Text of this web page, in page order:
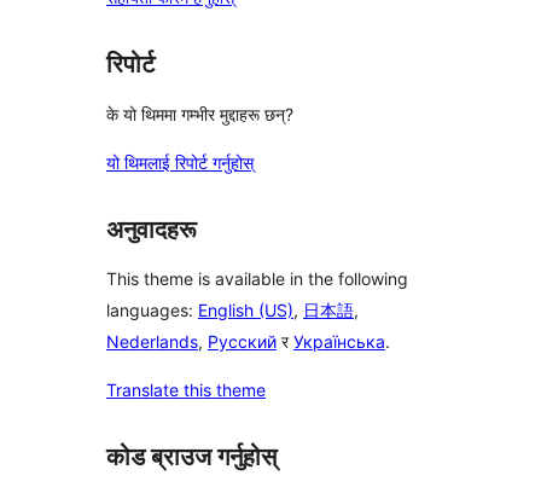
रिपोर्ट
के यो थिममा गम्भीर मुद्दाहरू छन्?
यो थिमलाई रिपोर्ट गर्नुहोस्
अनुवादहरू
This theme is available in the following
languages: English (US), 日本語,
Nederlands, Русский रУкраїнська.
Translate this theme
कोड ब्राउज गर्नुहोस्